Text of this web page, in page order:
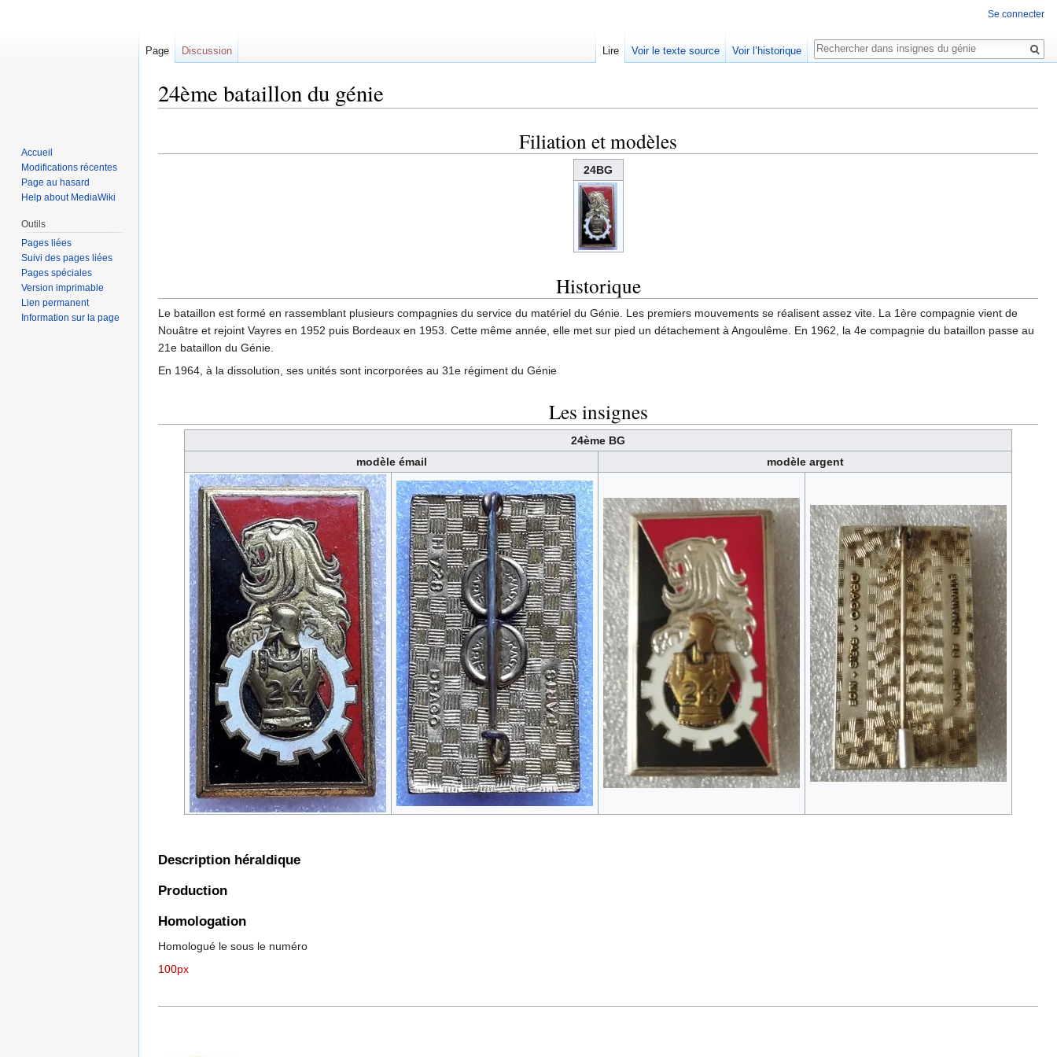
24ème bataillon du génie
à
à
Filiation et modèles
24BG
Historique
Le bataillon est formé en rassemblant plusieurs compagnies du service du matériel du Génie. Les premiers mouvements se réalisent assez vite. La 1ère compagnie vient de
Nouâtre et rejoint Vayres en 1952 puis Bordeaux en 1953. Cette même année, elle met sur pied un détachement à Angoulême. En 1962, la 4e compagnie du bataillon passe au
21e bataillon du Génie.
En 1964, à la dissolution, ses unités sont incorporées au 31e régiment du Génie
Les insignes
24ème BG
modèle émail
modèle argent
Description héraldique
Production
Homologation
Homologué le sous le numéro
100px
Se connecter
Page Discussion Lire Voir le texte source Voir l’historique
Rechercher
Accueil
Modifications récentes
Page au hasard
Help about MediaWiki
Outils
Pages liées
Suivi des pages liées
Pages spéciales
Version imprimable
Lien permanent
Information sur la page